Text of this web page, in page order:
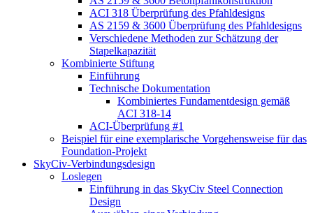
ACI 318 Überprüfung des Pfahldesigns
AS 2159 & 3600 Überprüfung des Pfahldesigns
Verschiedene Methoden zur Schätzung der
Stapelkapazität
Kombinierte Stiftung
Einführung
Technische Dokumentation
Kombiniertes Fundamentdesign gemäß
ACI 318-14
ACI-Überprüfung #1
Beispiel für eine exemplarische Vorgehensweise für das
Foundation-Projekt
SkyCiv-Verbindungsdesign
Loslegen
Einführung in das SkyCiv Steel Connection
Design